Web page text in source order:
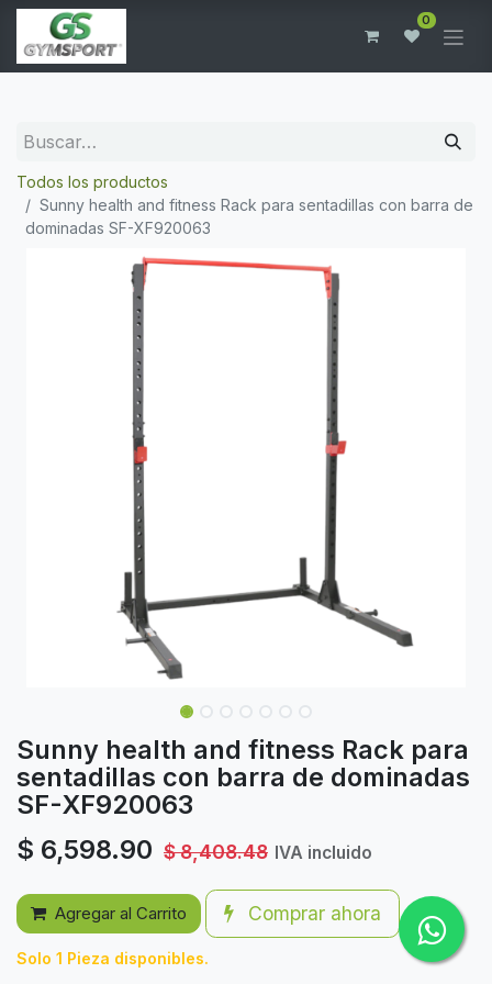
0
Todos los productos
Sunny health and fitness Rack para sentadillas con barra de
dominadas SF-XF920063
Sunny health and fitness Rack para
sentadillas con barra de dominadas
SF-XF920063
$ 6,598.90 $8,408.48 IVA incluido
Agregar al Carrito Comprar ahora
Solo 1 Pieza disponibles.